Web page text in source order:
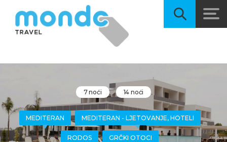
7 noći 14 noći
MEDITERAN MEDITERAN - LJETOVANJE, HOTELI
RODOS GRČKI OTOCI